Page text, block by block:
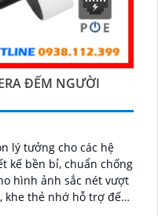
ĐẾM NGƯỜI
lý tưởng cho các hệ
kế bền bỉ, chuẩn chống
hình ảnh sắc nét vượt